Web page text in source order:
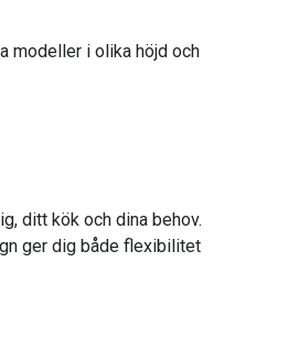
modeller i olika höjd och
ditt kök och dina behov.
ger dig både flexibilitet